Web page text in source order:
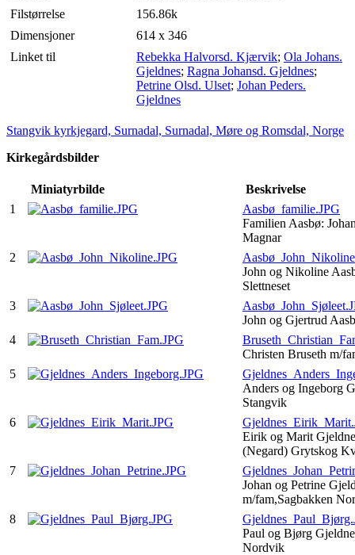
Filstørrelse
156.86k
Dimensjoner
614 x 346
Linket til
Rebekka Halvorsd. Kjærvik; Ola Johans.
Gjeldnes; Ragna Johansd. Gjeldnes;
Petrine Olsd. Ulset; Johan Peders.
Gjeldnes
Stangvik kyrkjegard, Surnadal, Surnadal, Møre og Romsdal, Norge
Kirkegårdsbilder
Miniatyrbilde
Beskrivelse
1
Aasbø_familie.JPG
Familien Aasbø:
Magnar
2
John og Nikoline
Slettneset
3
John og Gjertrud
4
Christen Bruseth m/
5
Anders og Ingeborg
Stangvik
6
Eirik og Marit
(Negard) Grytskog
7
Johan og Petrine
m/fam,Sagbakken
8
Paul og Bjørg
Nordvik